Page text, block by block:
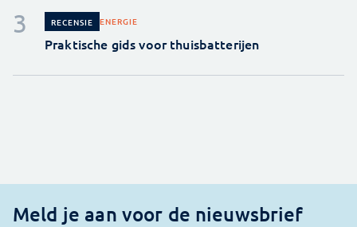
RECENSIE ENERGIE
Praktische gids voor thuisbatterijen
Meld je aan voor de nieuwsbrief